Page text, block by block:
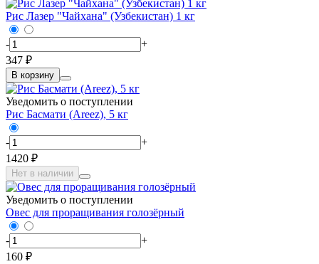
Рис Лазер "Чайхана" (Узбекистан) 1 кг
-
+
347 ₽
В корзину
Уведомить о поступлении
Рис Басмати (Areez), 5 кг
-
+
1420 ₽
Нет в наличии
Уведомить о поступлении
Овес для проращивания голозёрный
-
+
160 ₽